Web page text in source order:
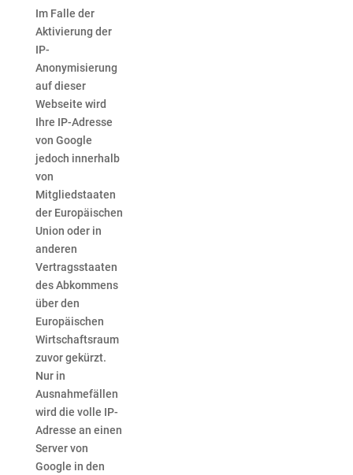
Im Falle der
Aktivierung der
IP-
Anonymisierung
auf dieser
Webseite wird
Ihre IP-Adresse
von Google
jedoch innerhalb
von
Mitgliedstaaten
der Europäischen
Union oder in
anderen
Vertragsstaaten
des Abkommens
über den
Europäischen
Wirtschaftsraum
zuvor gekürzt.
Nur in
Ausnahmefällen
wird die volle IP-
Adresse an einen
Server von
Google in den